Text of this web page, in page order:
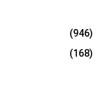
(946)
(168)